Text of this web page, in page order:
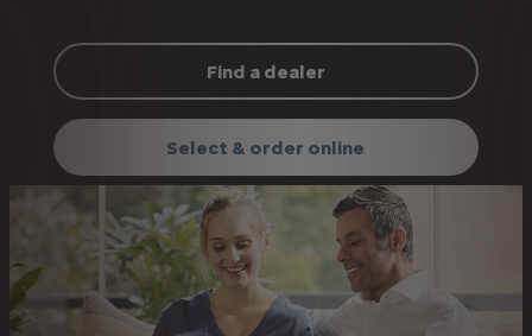
Find a dealer
Select & order online